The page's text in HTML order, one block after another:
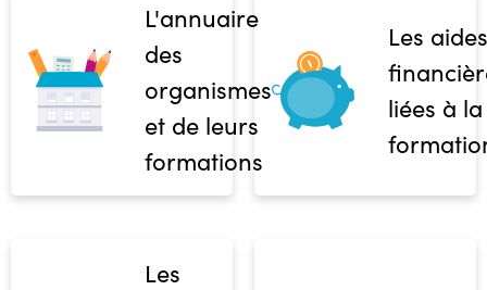
L'annuaire
des
organismes
et de leurs
formations
Les aides
liées à la
Les